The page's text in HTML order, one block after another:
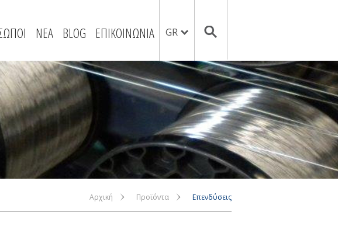
ΝΕΑ BLOG ΕΠΙΚΟΙΝΩΝΙΑ GR
Αρχική Προϊόντα Επενδύσεις